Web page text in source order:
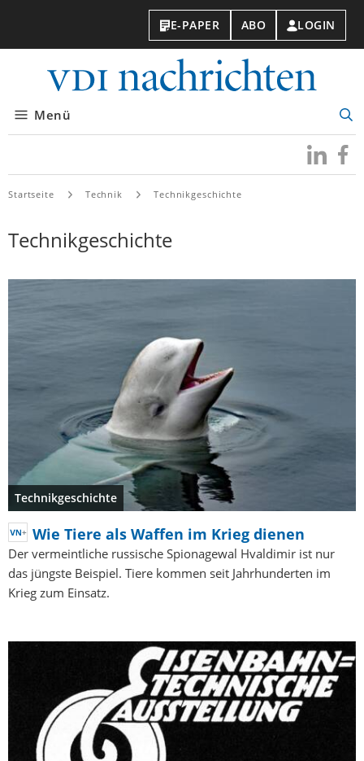
E-PAPER ABO LOGIN
Menü
Besuchen
Sie
Sie
Startseite Technik Technikgeschichte
Technikgeschichte
Technikgeschichte
Wie Tiere als Waffen im Krieg dienen
Der vermeintliche russische Spionagewal Hvaldimir ist nur
das jüngste Beispiel. Tiere kommen seit Jahrhunderten im
Krieg zum Einsatz.